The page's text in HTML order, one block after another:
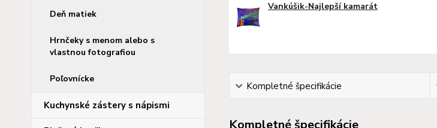
Deň matiek
Hrnčeky s menom alebo s
vlastnou fotografiou
Poľovnícke
Kuchynské zástery s nápismi
Vankúšik-Najlepší kamarát
Kompletné špecifikácie